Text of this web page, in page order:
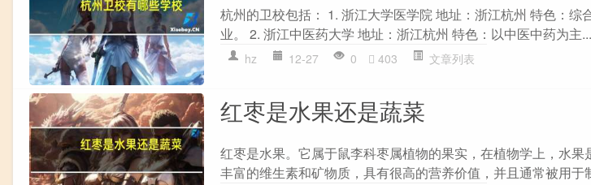
杭州的卫校包括： 1. 浙江大学医学院 地址：浙江杭州 特色：综
业。 2. 浙江中医药大学 地址：浙江杭州 特色：以中医中药为主...
hz 12-27 0 403 文章列表
红枣是水果还是蔬菜
红枣是水果。它属于鼠李科枣属植物的果实，在植物学上，水
丰富的维生素和矿物质，具有很高的营养价值，并且通常被用于